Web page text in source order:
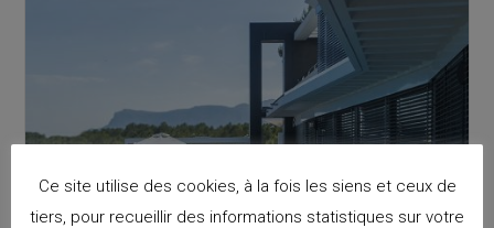
Ce site utilise des cookies, à la fois les siens et ceux de
tiers, pour recueillir des informations statistiques sur votre